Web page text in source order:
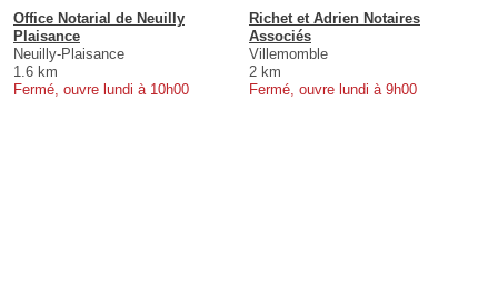
Office Notarial de Neuilly
Plaisance
Neuilly-Plaisance
1.6 km
Fermé, ouvre lundi à 10h00
Richet et Adrien Notaires
Associés
Villemomble
2 km
Fermé, ouvre lundi à 9h00